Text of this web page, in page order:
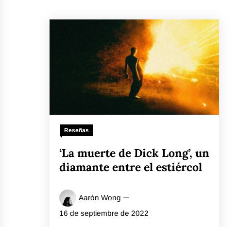
Reseñas
‘La muerte de Dick Long’, un
diamante entre el estiércol
Aarón Wong
16 de septiembre de 2022